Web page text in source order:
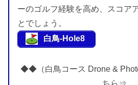
ーのゴルフ経験を高め、スコア
とでしょう。
白鳥-Hole8
◆◆（白鳥コース Drone &